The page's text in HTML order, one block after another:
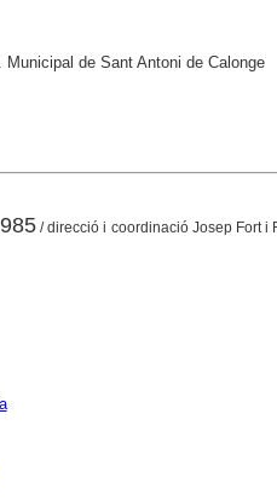
de Sant Antoni de Calonge
/ direcció i coordinació Josep Fort i